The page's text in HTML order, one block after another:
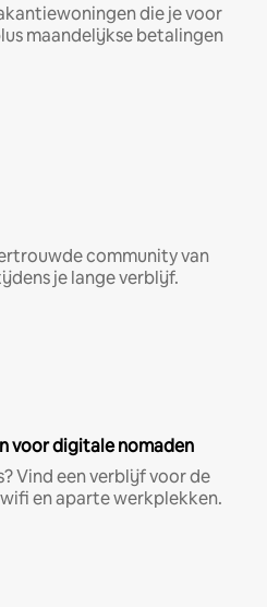
die je voor
maandelijkse betalingen
community van
je lange verblijf.
voor digitale nomaden
Vind een verblijf voor de
en aparte werkplekken.